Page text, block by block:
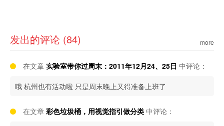
发出的评论 (84) more
在文章 实验室带你过周末：2011年12月24、25日 中评论：
哦 杭州也有活动啦 只是周末晚上又得准备上班了
在文章 彩色垃圾桶，用视觉指引做分类 中评论：